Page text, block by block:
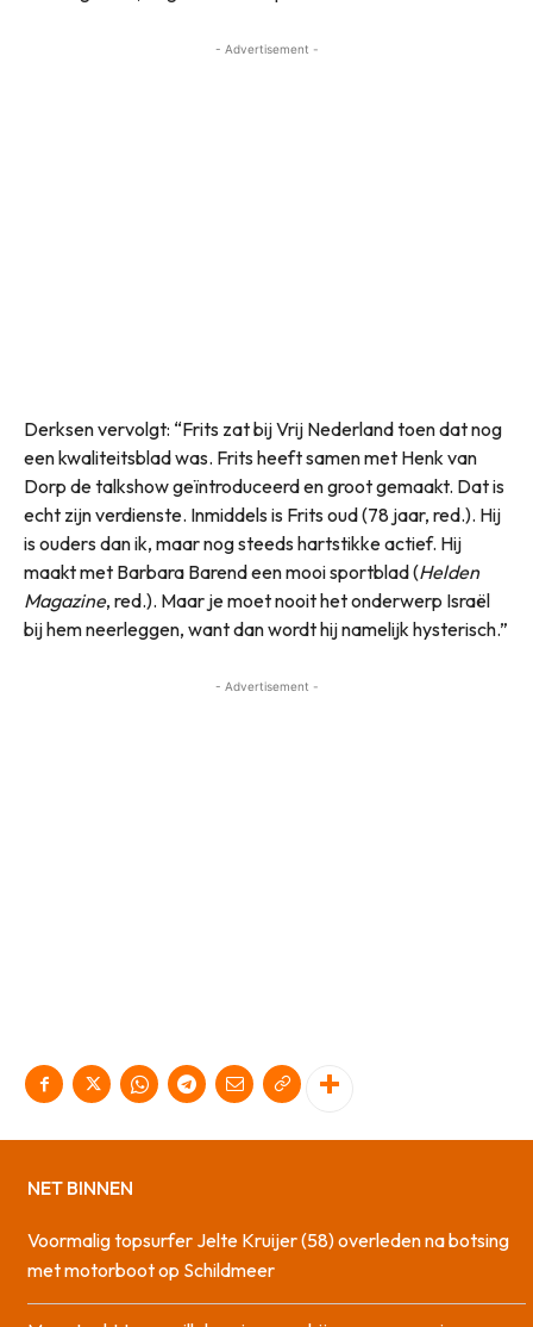
- Advertisement -
Derksen vervolgt: “Frits zat bij Vrij Nederland toen dat nog
een kwaliteitsblad was. Frits heeft samen met Henk van
Dorp de talkshow geïntroduceerd en groot gemaakt. Dat is
echt zijn verdienste. Inmiddels is Frits oud (78 jaar, red.). Hij
is ouders dan ik, maar nog steeds hartstikke actief. Hij
maakt met Barbara Barend een mooi sportblad (Helden
Magazine, red.). Maar je moet nooit het onderwerp Israël
bij hem neerleggen, want dan wordt hij namelijk hysterisch.”
- Advertisement -
NET BINNEN
Voormalig topsurfer Jelte Kruijer (58) overleden na botsing
met motorboot op Schildmeer